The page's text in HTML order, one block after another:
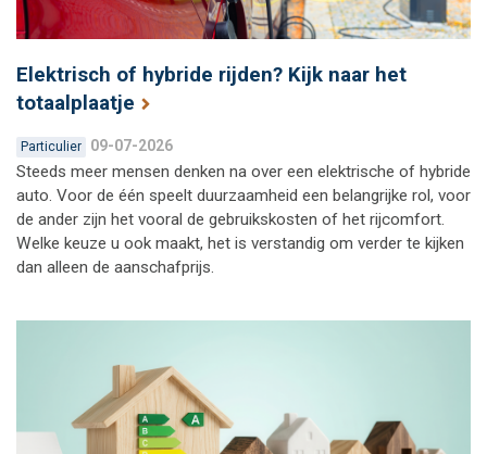
Elektrisch of hybride rijden? Kijk naar het
totaalplaatje
Particulier 09-07-2026
Steeds meer mensen denken na over een elektrische of hybride
auto. Voor de één speelt duurzaamheid een belangrijke rol, voor
de ander zijn het vooral de gebruikskosten of het rijcomfort.
Welke keuze u ook maakt, het is verstandig om verder te kijken
dan alleen de aanschafprijs.